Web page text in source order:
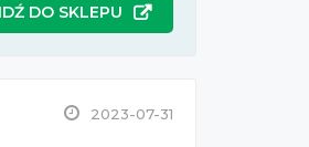
IDŹ DO SKLEPU
2023-07-31